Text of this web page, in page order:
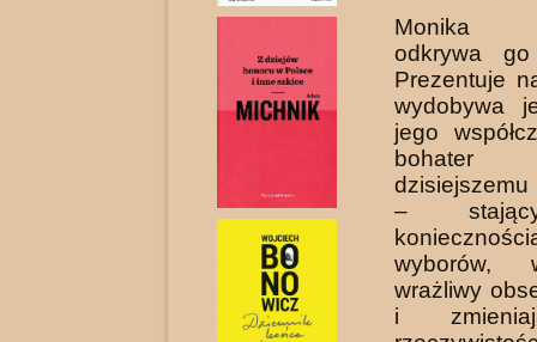
Monika
odkrywa
Prezentuje
wydo­bywa
jego
dzisiejszemu
–
wyborów,
wrażliwy
i